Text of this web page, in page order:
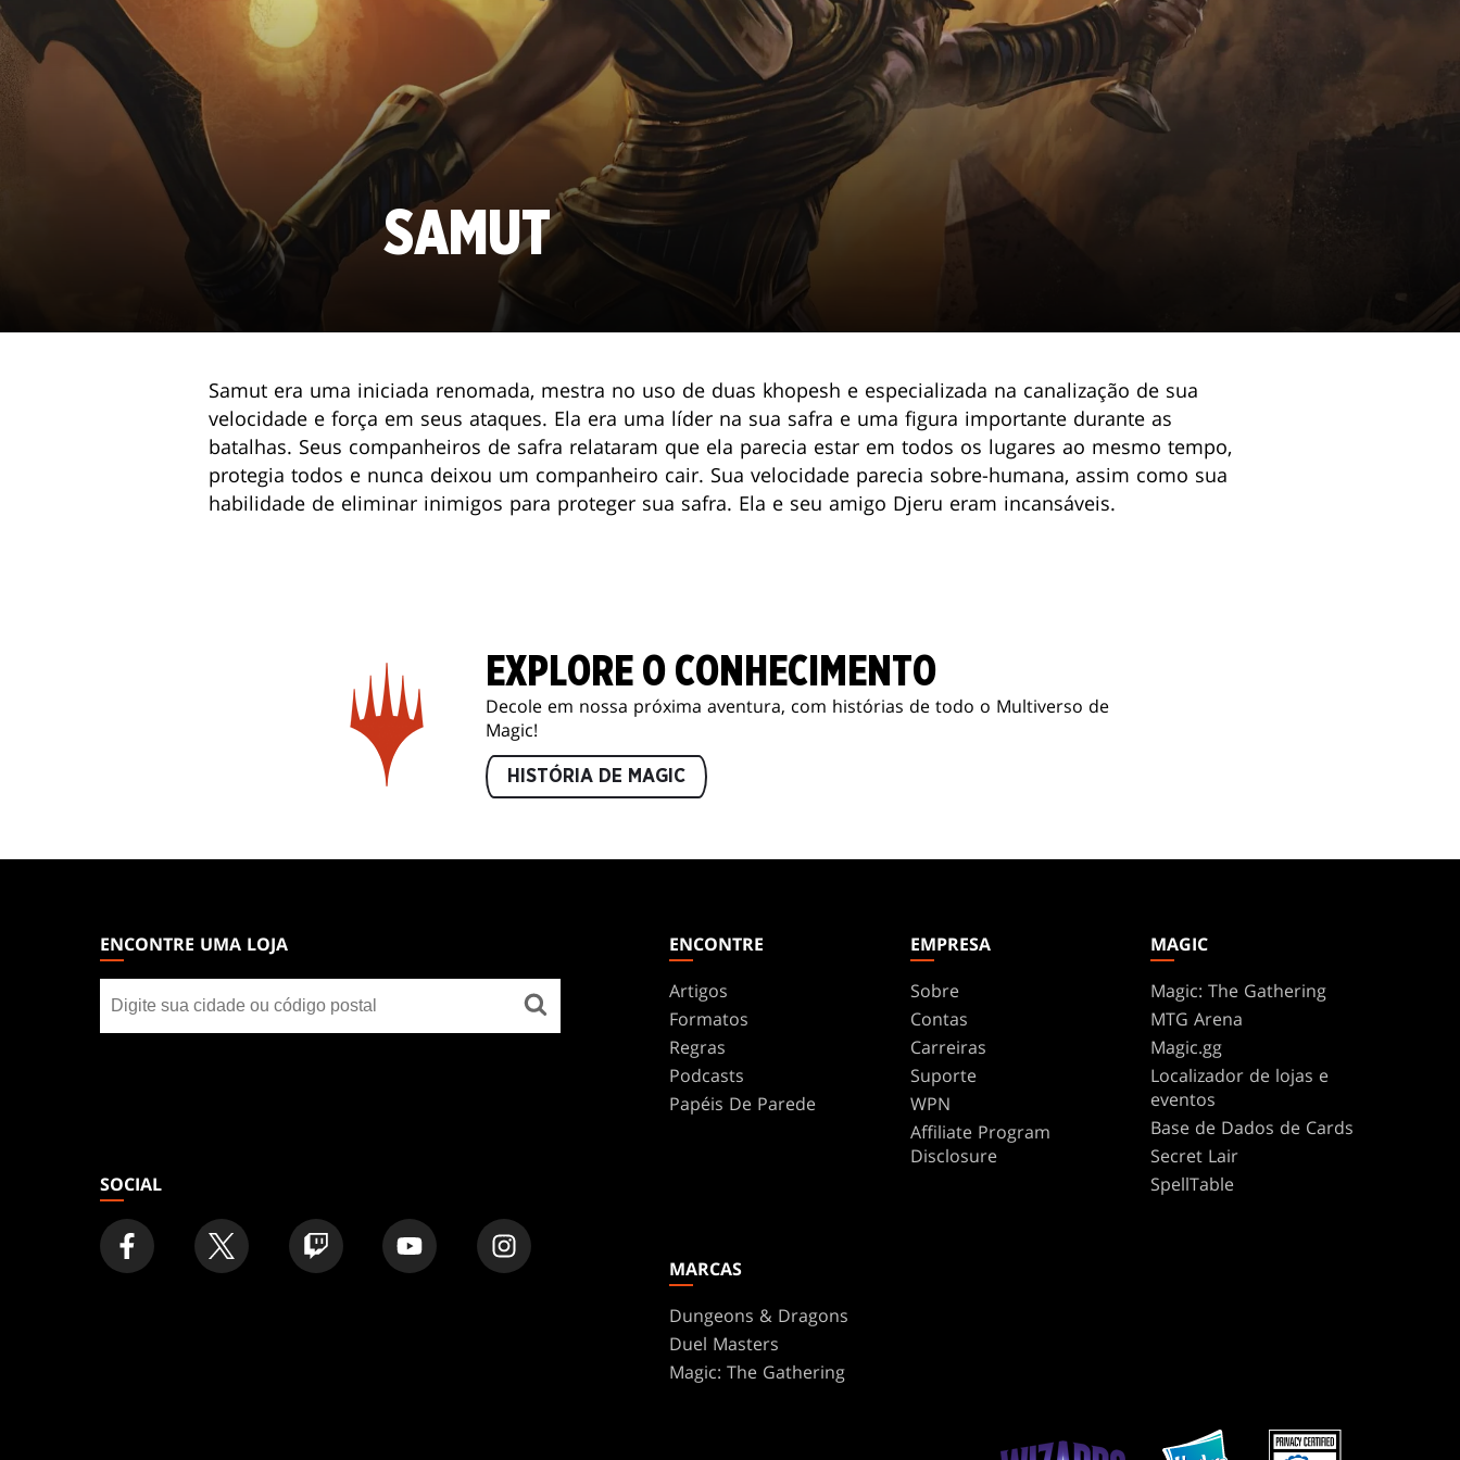
SAMUT
Samut era uma iniciada renomada, mestra no uso de duas khopesh e especializada na canalização de sua
velocidade e força em seus ataques. Ela era uma líder na sua safra e uma figura importante durante as
batalhas. Seus companheiros de safra relataram que ela parecia estar em todos os lugares ao mesmo tempo,
protegia todos e nunca deixou um companheiro cair. Sua velocidade parecia sobre-humana, assim como sua
habilidade de eliminar inimigos para proteger sua safra. Ela e seu amigo Djeru eram incansáveis.
EXPLORE O CONHECIMENTO
Decole em nossa próxima aventura, com histórias de todo o Multiverso de
Magic!
HISTÓRIA DE MAGIC
GATHERINGENCONTRE UMA LOJA
uma
loja
SOCIAL
ENCONTRE
Artigos
Formatos
Regras
Podcasts
Papéis De Parede
EMPRESA
Sobre
Contas
Carreiras
Suporte
WPN
Affiliate Program
Disclosure
MAGIC
Magic: The Gathering
MTG Arena
Magic.gg
Localizador de lojas e
eventos
Base de Dados de Cards
Secret Lair
SpellTable
MARCAS
Dungeons & Dragons
Duel Masters
Magic: The Gathering